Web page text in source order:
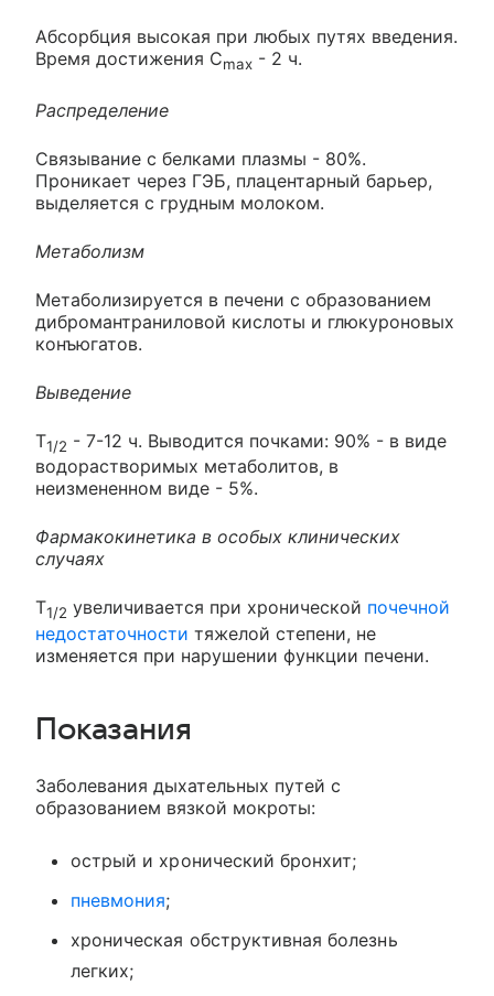
Абсорбция высокая при любых путях введения.
Время достижения Cmax - 2 ч.
Распределение
Связывание с белками плазмы - 80%.
Проникает через ГЭБ, плацентарный барьер,
выделяется с грудным молоком.
Метаболизм
Метаболизируется в печени с образованием
дибромантраниловой кислоты и глюкуроновых
конъюгатов.
Выведение
T1/2 - 7-12 ч. Выводится почками: 90% - в виде
водорастворимых метаболитов, в
неизмененном виде - 5%.
Фармакокинетика в особых клинических
случаях
T1/2 увеличивается при хронической почечной
недостаточности тяжелой степени, не
изменяется при нарушении функции печени.
Показания
Заболевания дыхательных путей с
образованием вязкой мокроты:
острый и хронический бронхит;
пневмония;
хроническая обструктивная болезнь
легких;